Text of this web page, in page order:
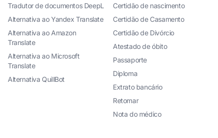
Tradutor de documentos DeepL
Alternativa ao Yandex Translate
Alternativa ao Amazon
Translate
Alternativa ao Microsoft
Translate
Alternativa QuillBot
Certidão de nascimento
Certidão de Casamento
Certidão de Divórcio
Atestado de óbito
Passaporte
Diploma
Extrato bancário
Retomar
Nota do médico